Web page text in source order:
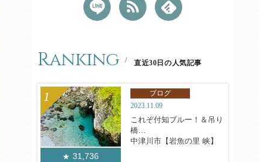
Ranking 直近30日の人気記事
31,736
ブログ
2023.11.09
これぞ付知ブルー！＆吊り
橋
中津川市【岩魚の里 峡】